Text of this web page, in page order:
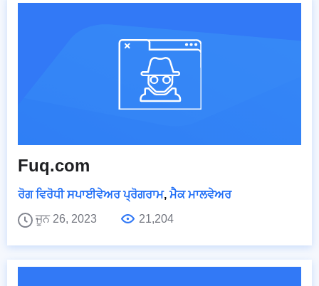
Fuq.com
ਰੋਗ ਵਿਰੋਧੀ ਸਪਾਈਵੇਅਰ ਪ੍ਰੋਗਰਾਮ, ਮੈਕ ਮਾਲਵੇਅਰ
ਜੂਨ 26, 2023
21,204